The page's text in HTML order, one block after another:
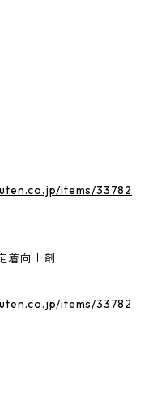
items/33782
着向上剤
items/33782